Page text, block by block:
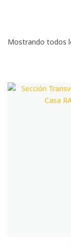
Mostrando todos